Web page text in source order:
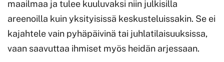
maailmaa ja tulee kuuluvaksi niin julkisilla
areenoilla kuin yksityisissä keskusteluissakin. Se ei
kajahtele vain pyhäpäivinä tai juhlatilaisuuksissa,
vaan saavuttaa ihmiset myös heidän arjessaan.